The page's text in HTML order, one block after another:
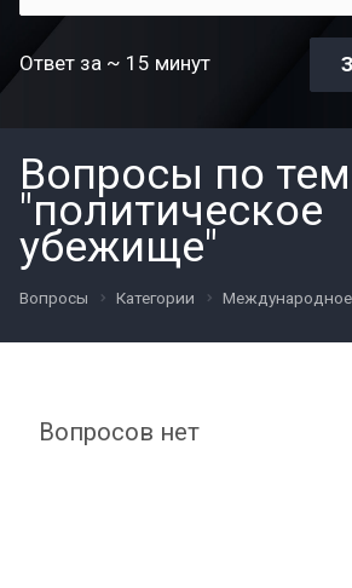
Ответ за ~ 15 минут
Вопросы по
"политическое
убежище"
Вопросы Категории
Вопросов нет